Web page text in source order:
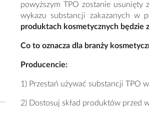
powyższym TPO zostanie usunięty
wykazu substancji zakazanych w
produktach kosmetycznych będzie
Co to oznacza dla branży
Producencie:
1) Przestań używać substancji TPO
2) Dostosuj skład produktów przed